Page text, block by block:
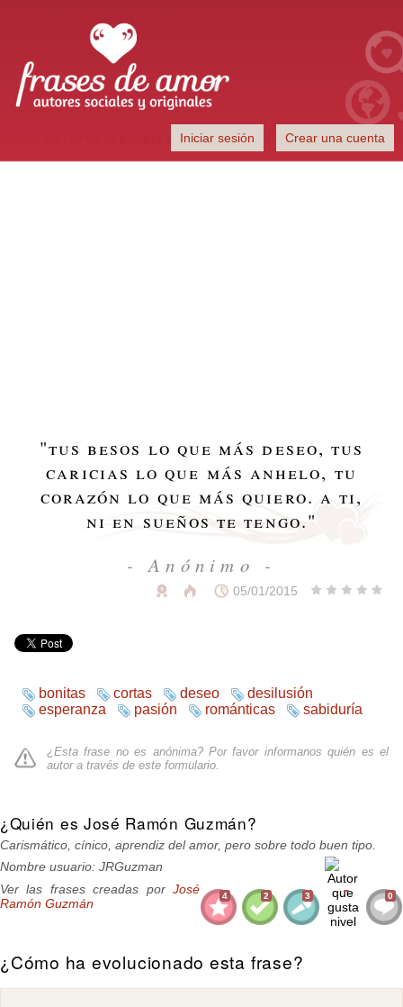
Autores sociales y originales
Iniciar sesión Crear una cuenta
"tus besos lo que más deseo, tus
caricias lo que más anhelo, tu
corazón lo que más quiero. a ti,
ni en sueños te tengo."
- Anónimo -
05/01/2015
bonitas cortas deseo
desilusión
esperanza
pasión románticas sabiduría
¿Esta frase no es anónima? Por favor informanos quién es el
autor a través de este formulario
¿Quién es José Ramón Guzmán?
Carismático, cínico, aprendiz del amor, pero sobre todo buen tipo.
4 2 3 0
Nombre usuario: JRGuzman
Ver las frases creadas por José
Ramón Guzmán
¿Cómo ha evolucionado esta frase?